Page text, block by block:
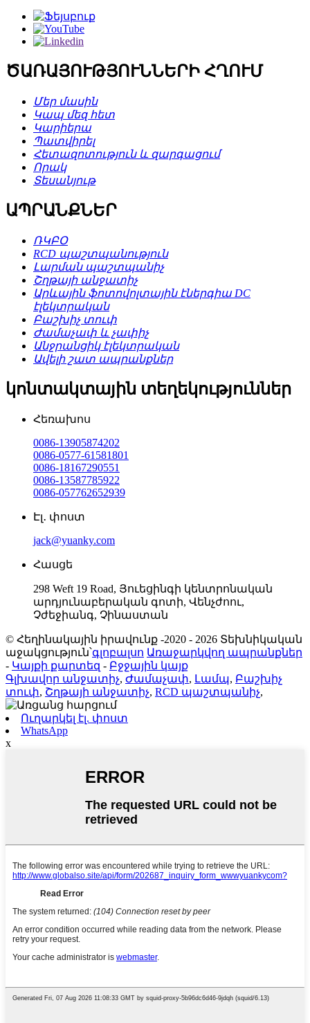
ԾԱՌԱՅՈՒԹՅՈՒՆՆԵՐԻ ՀՂՈՒՄ
Մեր մասին
Կապ մեզ հետ
Կարիերա
Պատվիրել
Հետազոտություն և զարգացում
Որակ
Տեսանյութ
ԱՊՐԱՆՔՆԵՐ
ՌԿԲՕ
RCD պաշտպանություն
Լարման պաշտպանիչ
Շղթայի անջատիչ
Արևային ֆոտովոլտային էներգիա DC
էլեկտրական
Բաշխիչ տուփ
Ժամաչափ և չափիչ
Անջրանցիկ էլեկտրական
Ավելի շատ ապրանքներ
կոնտակտային տեղեկություններ
Հեռախոս
0086-13905874202
0086-0577-61581801
0086-18167290551
0086-13587785922
0086-057762652939
Էլ․ փոստ
jack@yuanky.com
Հասցե
298 Weft 19 Road, Յուեցինգի կենտրոնական
արդյունաբերական գոտի, Վենչժոու,
Չժեջիանգ, Չինաստան
© Հեղինակային իրավունք -2020 - 2026 Տեխնիկական
աջակցություն՝գլոբալսո Առաջարկվող ապրանքներ
- Կայքի քարտեզ - Բջջային կայք
Գլխավոր անջատիչ, Ժամաչափ, Լամպ, Բաշխիչ
տուփ, Շղթայի անջատիչ, RCD պաշտպանիչ,
Ուղարկել էլ. փոստ
WhatsApp
x